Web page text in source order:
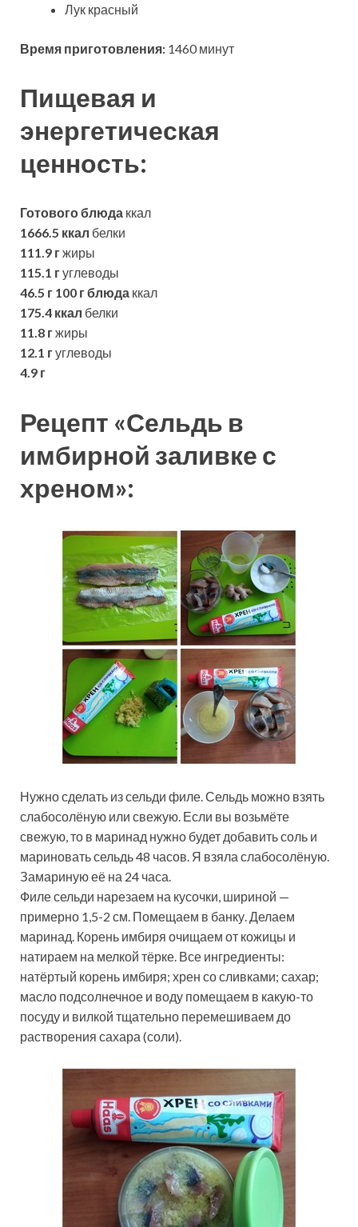
Лук красный
Время приготовления: 1460 минут
Пищевая и
энергетическая
ценность:
Готового блюда ккал
1666.5 ккал белки
111.9 гжиры
115.1 гуглеводы
46.5 г 100 г блюда ккал
175.4 ккал белки
11.8 гжиры
12.1 гуглеводы
4.9 г
Рецепт «Сельдь в
имбирной заливке с
хреном»:
Нужно сделать из сельди филе. Сельдь можно взять
слабосолёную или свежую. Если вы возьмёте
свежую, то в маринад нужно будет добавить соль и
мариновать сельдь 48 часов. Я взяла слабосолёную.
Замариную её на 24 часа.
Филе сельди нарезаем на кусочки, шириной —
примерно 1,5-2 см. Помещаем в банку. Делаем
маринад. Корень имбиря очищаем от кожицы и
натираем на мелкой тёрке. Все ингредиенты:
натёртый корень имбиря; хрен со сливками; сахар;
масло подсолнечное и воду помещаем в какую-то
посуду и вилкой тщательно перемешиваем до
растворения сахара (соли).